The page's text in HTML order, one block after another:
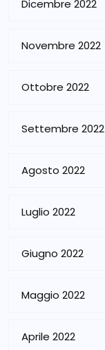
Dicembre 2022
Novembre 2022
Ottobre 2022
Settembre 2022
Agosto 2022
Luglio 2022
Giugno 2022
Maggio 2022
Aprile 2022